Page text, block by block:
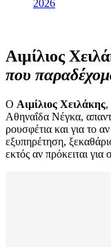
2026
Αιμίλιος
που
Ο Αιμίλιος Χειλάκης,
Αθηναΐδα Νέγκα,
ρουσφέτια και για το
εξυπηρέτηση,
εκτός αν πρόκειται